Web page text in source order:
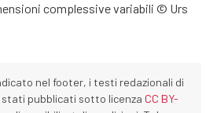
complessive variabili © Urs
nel footer, i testi redazionali di
pubblicati sotto licenza CC BY-